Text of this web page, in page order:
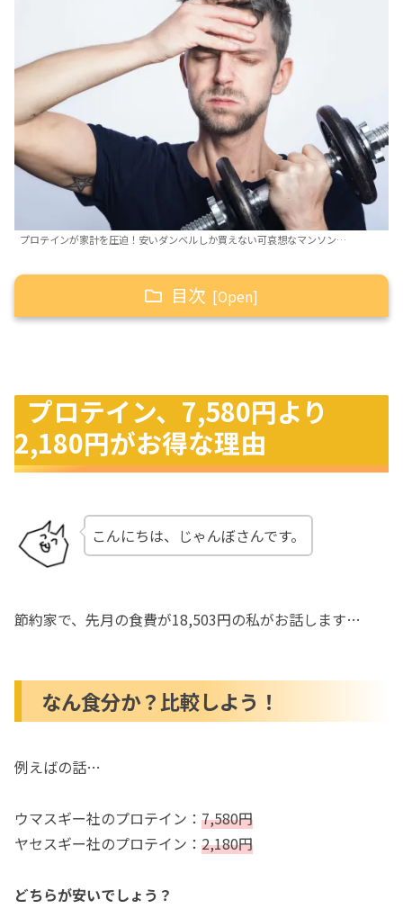
プロテインが家計を圧迫！安いダンベルしか買えない可哀想なマンソン…
目次
表示価格に騙されないで！
具体的な計算方法
まとめ：お財布に優しいプロテインを！
プロテイン、7,580円より
2,180円がお得な理由
こんにちは、じゃんぼさんです。
節約家で、先月の食費が18,503円の私がお話します…
なん食分か？比較しよう！
例えばの話…
ウマスギー社のプロテイン： 7,580円
ヤセスギー社のプロテイン： 2,180円
どちらが安いでしょう？